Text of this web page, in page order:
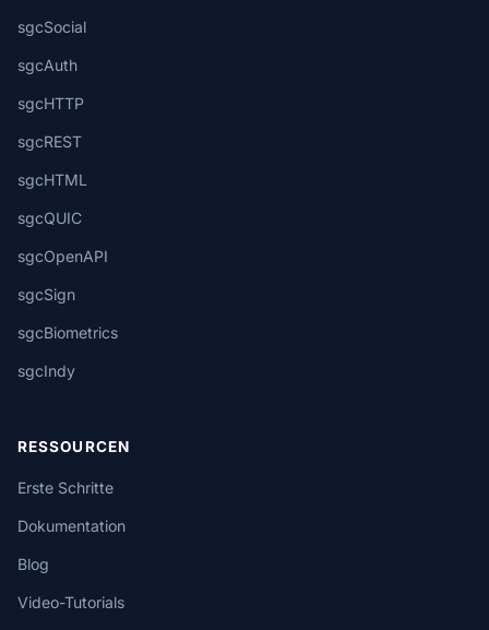
sgcSocial
sgcAuth
sgcHTTP
sgcREST
sgcHTML
sgcQUIC
sgcOpenAPI
sgcSign
sgcBiometrics
sgcIndy
RESSOURCEN
Erste Schritte
Dokumentation
Blog
Video-Tutorials